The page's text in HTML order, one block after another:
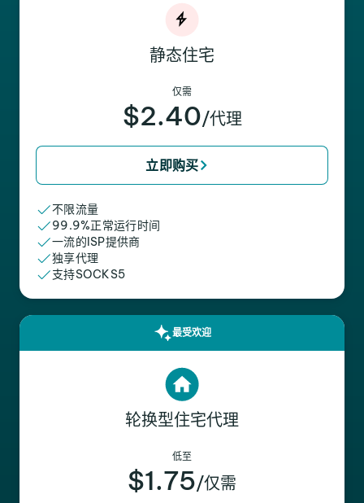
静态住宅
仅需
$2.40/代理
立即购买
不限流量
99.9%正常运行时间
一流的ISP提供商
独享代理
支持SOCKS5
最受欢迎
轮换型住宅代理
低至
$1.75/仅需